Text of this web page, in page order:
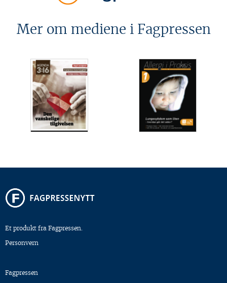
Mer om mediene i Fagpressen
Et produkt fra Fagpressen.
Personvern
Fagpressen